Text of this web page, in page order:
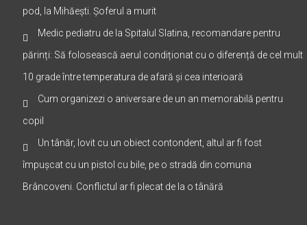
pod, la Mihăești. Șoferul a murit
Medic pediatru de la Spitalul Slatina, recomandare pentru
părinți: Să folosească aerul condiționat cu o diferență de cel mult
10 grade între temperatura de afară și cea interioară
Cum organizezi o aniversare de un an memorabilă pentru
copil
Un tânăr, lovit cu un obiect contondent, altul ar fi fost
împușcat cu un pistol cu bile, pe o stradă din comuna
Brâncoveni. Conflictul ar fi plecat de la o tânără